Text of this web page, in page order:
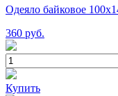
Одеяло байковое
360 руб.
Купить